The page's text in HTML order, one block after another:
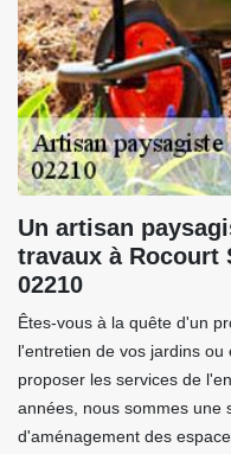
Un artisan
travaux à Rocourt
02210
Êtes-vous à la quête d'un
l'entretien de vos jardins
proposer les services de
années, nous sommes une
d'aménagement des